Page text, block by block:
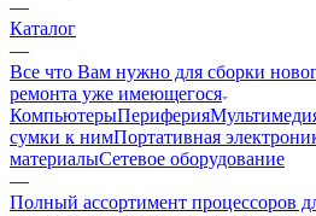
—
Каталог
—
Все что Вам нужно для сборки
ремонта уже имеющегося
КомпьютерыПериферия
сумки к нимПортативная
материалыСетевое оборудование
—
Полный ассортимент процессоров